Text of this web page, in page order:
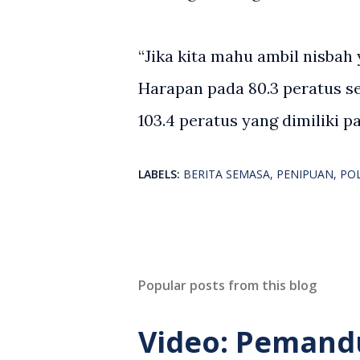
“Jika kita mahu ambil
Harapan pada 80.3 peratus
103.4 peratus yang dimiliki
LABELS: BERITA SEMASA PENIPUAN
Popular posts from this blog
Video: